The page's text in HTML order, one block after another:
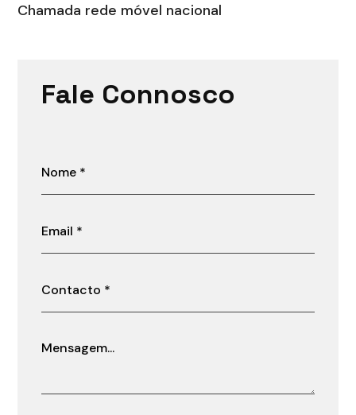
Chamada rede móvel nacional
Fale Connosco